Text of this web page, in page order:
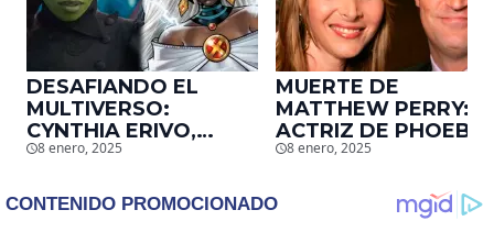
DESAFIANDO EL
MULTIVERSO:
CYNTHIA ERIVO,
PROTAGONISTA DE
SER STORM EN EL
8 enero, 2025
MUERTE DE
MATTHEW PERRY:
ACTRIZ DE PHOEBE,
EN ‘FRIENDS’,
EMOTIVO MENSAJE
QUE EL ACTOR LE
8 enero, 2025